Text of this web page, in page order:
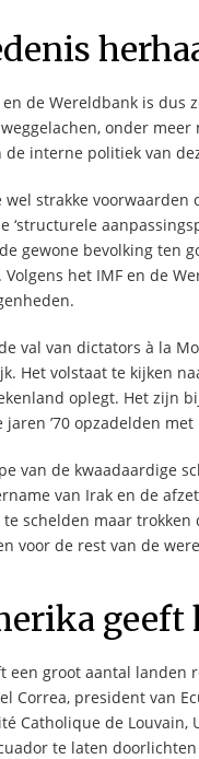
de Wereldbank is dus
onder
interne politiek van
strakke
‘structurele
gewone bevolking ten
het IMF en de
val van dictators à la
Het volstaat te kijken
oplegt. Het zijn
’70 opzadelden
van de kwaadaardige
van Irak en de
schelden maar
voor de rest van de
geeft
een groot aantal landen
Correa, president van
Catholique de Louvain,
te laten